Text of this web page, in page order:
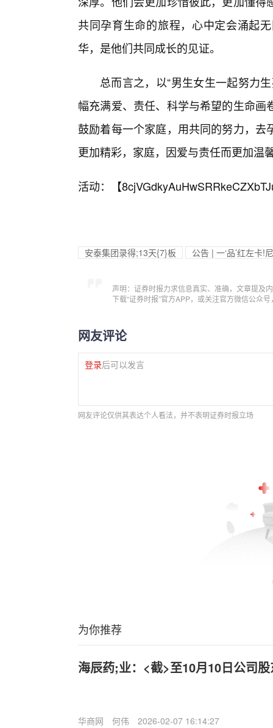
共同孕育生命的旅程，心中定会涌起
华，是他们共同成长的见证。
总而言之，以“男生女生一起努力
幅充满爱、责任、科学与希望的生命
鼓励着每一个家庭，用共同的努力，
更加精彩，家庭，因爱与责任而更加温
活动：【
安泰集团录得;13天{7}板 公告 | 一‘品’红左卡!
声明：证券时报力求信息真实、准确，文章提及
下载“证券时报”官方APP，或关注官方微信公众
网友评论
登录后可以发言
网友评论仅供其表达个人看法，并不表明证券时报立场
为你推荐
海辰药;业：<截>至10月10日公司
华商网 何伟 2026-02-07 16:14:27